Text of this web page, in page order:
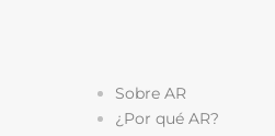
Sobre AR
¿Por qué AR?